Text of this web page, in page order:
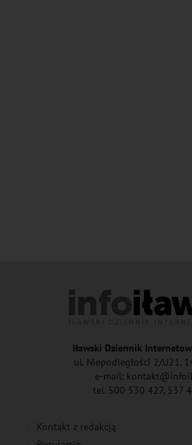
Iławski Dziennik
ul. Niepodległości 2/U21,
e-mail:
tel. 500 530 427, 537
Kontakt z redakcją